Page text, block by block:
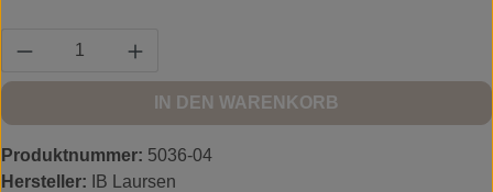
Produkt Anzahl: Gib den gewünschten Wert
IN DEN WARENKORB
Produktnummer: 5036-04
Hersteller:
IB Laursen